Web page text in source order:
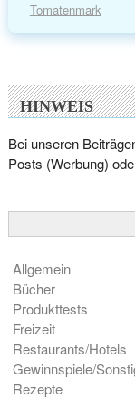
Tomatenmark
HINWEIS
Bei unseren
Posts (Werbung)
Allgemein
Bücher
Produkttests
Freizeit
Restaurants/Hotels
Gewinnspiele/
Rezepte